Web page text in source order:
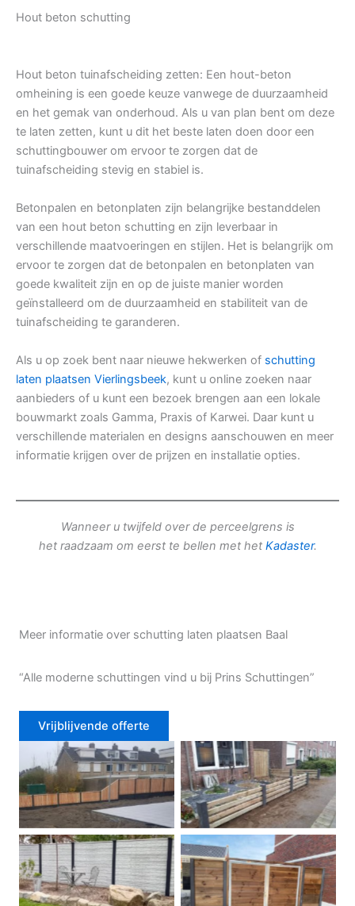
Hout beton schutting
Hout beton tuinafscheiding zetten: Een hout-beton
omheining is een goede keuze vanwege de duurzaamheid
en het gemak van onderhoud. Als u van plan bent om deze
te laten zetten, kunt u dit het beste laten doen door een
schuttingbouwer om ervoor te zorgen dat de
tuinafscheiding stevig en stabiel is.
Betonpalen en betonplaten zijn belangrijke bestanddelen
van een hout beton schutting en zijn leverbaar in
verschillende maatvoeringen en stijlen. Het is belangrijk om
ervoor te zorgen dat de betonpalen en betonplaten van
goede kwaliteit zijn en op de juiste manier worden
geïnstalleerd om de duurzaamheid en stabiliteit van de
tuinafscheiding te garanderen.
Als u op zoek bent naar nieuwe hekwerken of schutting
laten plaatsen Vierlingsbeek, kunt u online zoeken naar
aanbieders of u kunt een bezoek brengen aan een lokale
bouwmarkt zoals Gamma, Praxis of Karwei. Daar kunt u
verschillende materialen en designs aanschouwen en meer
informatie krijgen over de prijzen en installatie opties.
Wanneer u twijfeld over de perceelgrens is
het raadzaam om eerst te bellen met het Kadaster.
Meer informatie over schutting laten plaatsen Baal
“Alle moderne schuttingen vind u bij Prins Schuttingen”
Vrijblijvende offerte
Douglas schutting Tuinhek voortuin
Betonschutting
Dubbele poort